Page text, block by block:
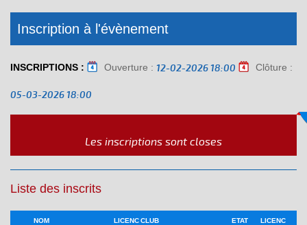
Inscription à l'évènement
INSCRIPTIONS : Ouverture : 12-02-2026 18:00 Clôture :
05-03-2026 18:00
Les inscriptions sont closes
Liste des inscrits
NOM
LICENC CLUB ETAT
LICENC